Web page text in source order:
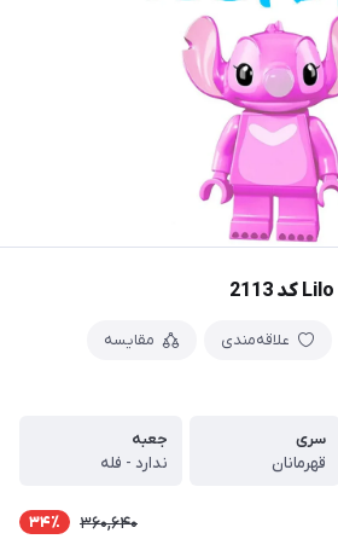
علاقه‌مندی مقایسه
سری
قهرمانان
جعبه
ندارد - فله
360,640 34٪